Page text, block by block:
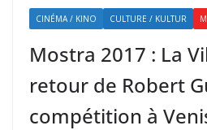
CINÉMA / KINO CULTURE / KULTUR
Mostra 2017 : La
retour de Robert
compétition à